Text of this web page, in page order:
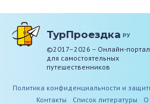
ТурПроездка ру
©2017–2026 – Онлайн-портал
для самостоятельных
путешественников
Политика конфиденциальности и
Контакты
Список литературы О